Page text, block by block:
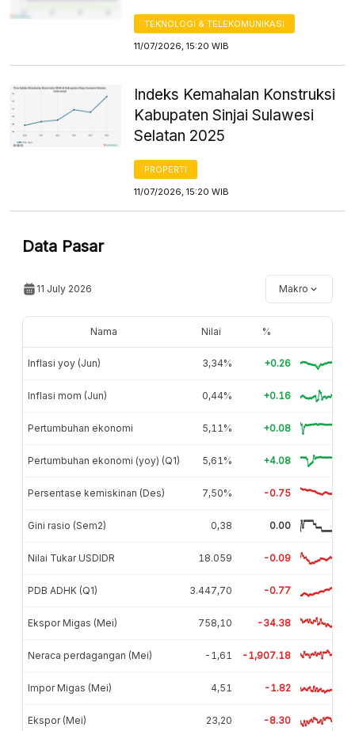
TEKNOLOGI & TELEKOMUNIKASI
11/07/2026, 15:20 WIB
Indeks Kemahalan Konstruksi
Kabupaten Sinjai Sulawesi
Selatan 2025
PROPERTI
11/07/2026, 15:20 WIB
Data Pasar
11 July 2026 Makro
Nama Nilai %
Inflasi yoy (Jun) 3,34% +0.26
Inflasi mom (Jun) 0,44% +0.16
Pertumbuhan ekonomi 5,11% +0.08
Pertumbuhan ekonomi (yoy) (Q1) 5,61% +4.08
Persentase kemiskinan (Des) 7,50% -0.75
Gini rasio (Sem2) 0,38 0.00
Nilai Tukar USDIDR 18.059 -0.09
PDB ADHK (Q1) 3.447,70 -0.77
Ekspor Migas (Mei) 758,10 -34.38
Neraca perdagangan (Mei) -1,61 -1,907.18
Impor Migas (Mei) 4,51 -1.82
Ekspor (Mei) 23,20 -8.30